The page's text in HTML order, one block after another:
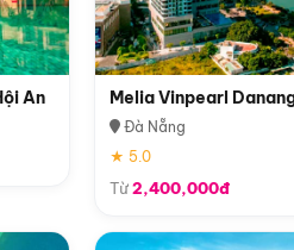
An Melia Vinpearl
Đà Nẵng
★ 5.0
Từ2,400,000đ